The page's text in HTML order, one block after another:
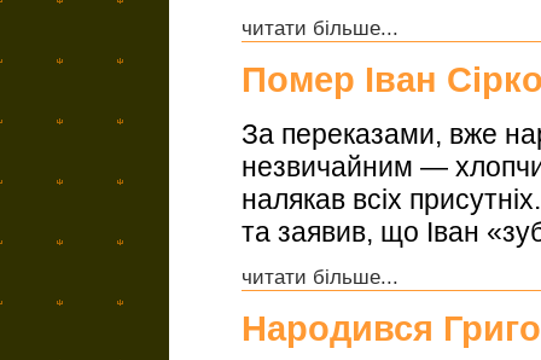
читати більше...
Помер Іван
За переказами, вже
незвичайним —
налякав всіх
та заявив, що Іван
читати більше...
Народився